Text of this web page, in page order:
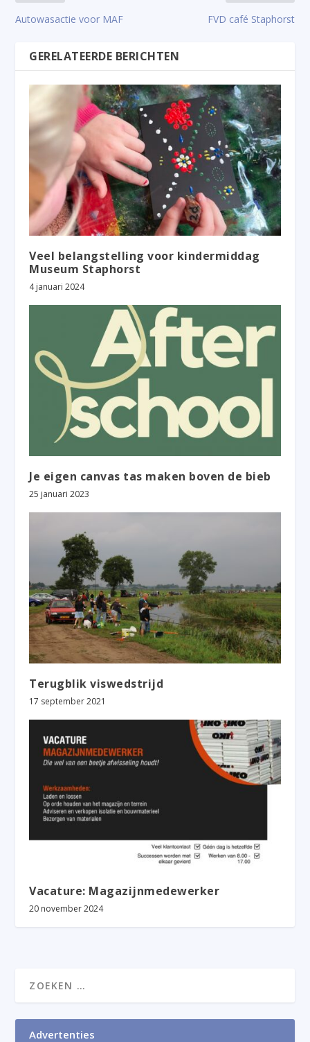
Autowasactie voor MAF FVD café Staphorst
GERELATEERDE BERICHTEN
Veel belangstelling voor kindermiddag
Museum Staphorst
4 januari 2024
Je eigen canvas tas maken boven de bieb
25 januari 2023
Terugblik viswedstrijd
17 september 2021
Vacature: Magazijnmedewerker
20 november 2024
Advertenties